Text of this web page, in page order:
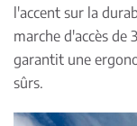
l'accent sur la
marche d'accès de
garantit une
sûrs.